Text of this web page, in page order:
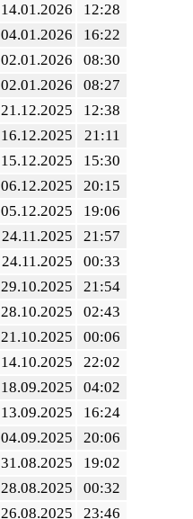
14.01.2026
12:28
04.01.2026
16:22
02.01.2026
08:30
02.01.2026
08:27
21.12.2025
12:38
16.12.2025
21:11
15.12.2025
15:30
06.12.2025
20:15
05.12.2025
19:06
24.11.2025
21:57
24.11.2025
00:33
29.10.2025
21:54
28.10.2025
02:43
21.10.2025
00:06
14.10.2025
22:02
18.09.2025
04:02
13.09.2025
16:24
04.09.2025
20:06
31.08.2025
19:02
28.08.2025
00:32
26.08.2025
23:46